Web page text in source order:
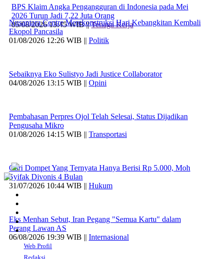
BPS Klaim Angka Pengangguran di Indonesia pada Mei
2026 Turun Jadi 7,22 Juta Orang
05/08/2026 13:45 WIB ||Tenaga Kerja
Nusantara Centre Merekonstruksi Hari Kebangkitan Kembali
Ekopol Pancasila
01/08/2026 12:26 WIB || Politik
Sebaiknya Eko Sulistyo Jadi Justice Collaborator
04/08/2026 13:15 WIB || Opini
Pembahasan Perpres Ojol Telah Selesai, Status Dijadikan
Pengusaha Mikro
01/08/2026 14:15 WIB || Transportasi
Curi Dompet Yang Ternyata Hanya Berisi Rp 5.000, Moh
Syifak Divonis 4 Bulan
31/07/2026 10:44 WIB || Hukum
Eks Menhan Sebut, Iran Pegang "Semua Kartu" dalam
Perang Lawan AS
06/08/2026 19:39 WIB || Internasional
Web Profil
Redaksi